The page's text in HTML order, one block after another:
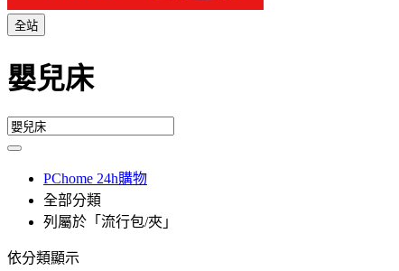
全站
嬰兒床
PChome 24h購物
全部分類
列屬於「流行包/夾」
依分類顯示